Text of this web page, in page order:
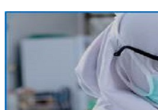
LABORATORIUM KIMIA